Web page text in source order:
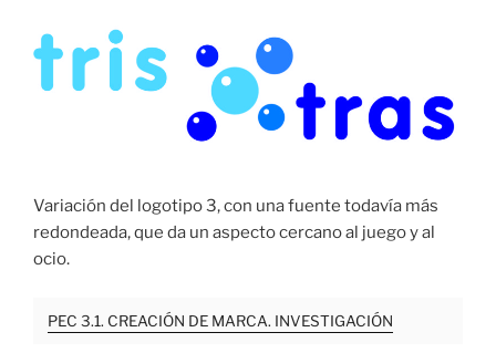
Variación del logotipo 3, con una fuente todavía más
redondeada, que da un aspecto cercano al juego y al
ocio.
PEC 3.1. CREACIÓN DE MARCA. INVESTIGACIÓN